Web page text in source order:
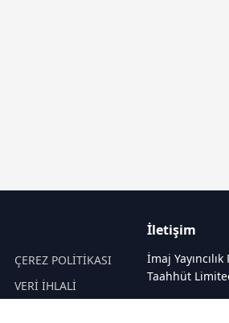
ÇEREZ POLİTİKASI
VERİ İHLALİ
İletişim
İmaj
Taahhüt